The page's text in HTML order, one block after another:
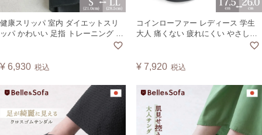
健康スリッパ 室内 ダイエットスリ
ッパ かわいい 足指 トレーニング 美
脚 浮き指 浮指 高齢者 レディース メ
父の日 母の日 敬老の日 サンダル グ
¥ 6,930 税込
コインローファー レディース 学生
大人 痛くない 疲れにくい やさしい
¥ 7,920 税込